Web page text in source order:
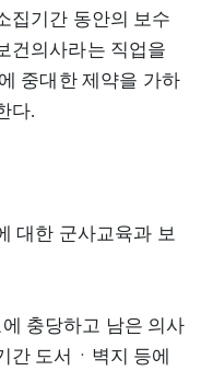
집기간 동안의 보수
건의사라는 직업을
중대한 제약을 가하
다.
대한 군사교육과 보
충당하고 남은 의사
간 도서ㆍ벽지 등에